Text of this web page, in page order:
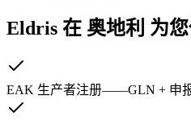
Eldris 在 奥地利 为
EAK 生产者注册——GLN + 申